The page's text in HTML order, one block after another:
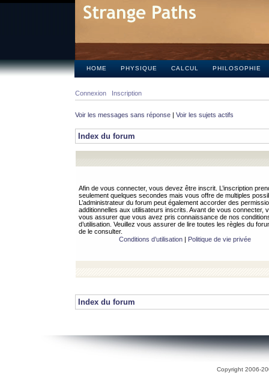
HOME PHYSIQUE CALCUL PHILOSOPHIE
Connexion Inscription
Voir les messages sans réponse | Voir les sujets actifs
Index du forum
Afin de vous connecter, vous devez être inscrit. L’inscription
seulement quelques secondes mais vous offre de multiples
L’administrateur du forum peut également accorder des
additionnelles aux utilisateurs inscrits. Avant de vous connecter,
vous assurer que vous avez pris connaissance de nos
d’utilisation. Veuillez vous assurer de lire toutes les règles du
de le consulter.
Conditions d’utilisation| Politique de vie privée
Index du forum
Copyright 2006-